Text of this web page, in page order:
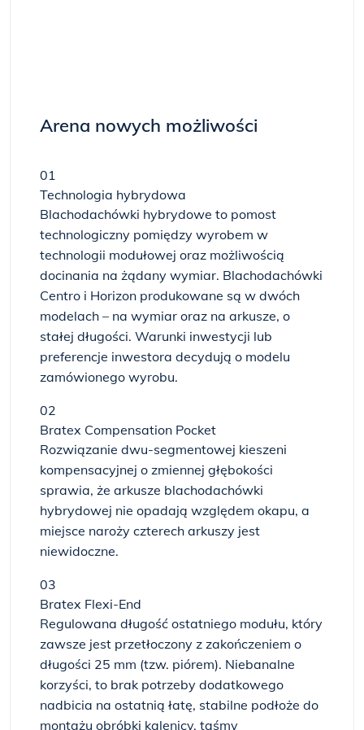
Arena nowych możliwości
01
Technologia hybrydowa
Blachodachówki hybrydowe to pomost
technologiczny pomiędzy wyrobem w
technologii modułowej oraz możliwością
docinania na żądany wymiar. Blachodachówki
Centro i Horizon produkowane są w dwóch
modelach – na wymiar oraz na arkusze, o
stałej długości. Warunki inwestycji lub
preferencje inwestora decydują o modelu
zamówionego wyrobu.
02
Bratex Compensation Pocket
Rozwiązanie dwu-segmentowej kieszeni
kompensacyjnej o zmiennej głębokości
sprawia, że arkusze blachodachówki
hybrydowej nie opadają względem okapu, a
miejsce naroży czterech arkuszy jest
niewidoczne.
03
Bratex Flexi-End
Regulowana długość ostatniego modułu, który
zawsze jest przetłoczony z zakończeniem o
długości 25 mm (tzw. piórem). Niebanalne
korzyści, to brak potrzeby dodatkowego
nadbicia na ostatnią łatę, stabilne podłoże do
montażu obróbki kalenicy, taśmy